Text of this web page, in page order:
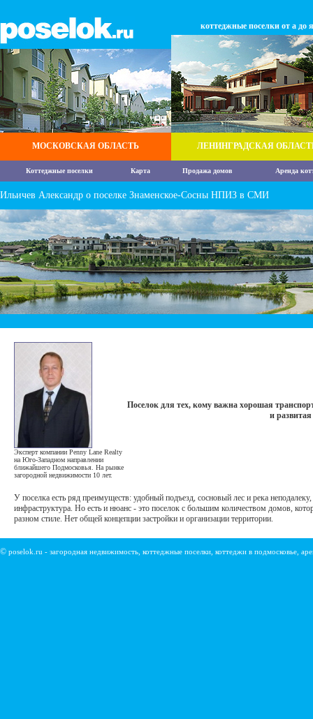
МОСКОВСКАЯ ОБЛАСТЬ
коттеджные поселки от а до я
ЛЕНИНГРАДСКАЯ
Коттеджные поселки Карта Продажа домов Аренда
Ильичев Александр о поселке Знаменское-Сосны НПИЗ в СМИ
Эксперт компании Penny Lane Realty
на Юго-Западном направлении
ближайшего Подмосковья. На рынке
загородной недвижимости 10 лет.
Поселок для тех, кому важна хорошая
и
У поселка есть ряд преимуществ: удобный подъезд, сосновый лес и река неподалеку,
инфраструктура. Но есть и нюанс - это поселок с большим количеством домов,
разном стиле. Нет общей концепции застройки и организации территории.
© poselok.ru - загородная недвижимость, коттеджные поселки, коттеджи в подмосковье,